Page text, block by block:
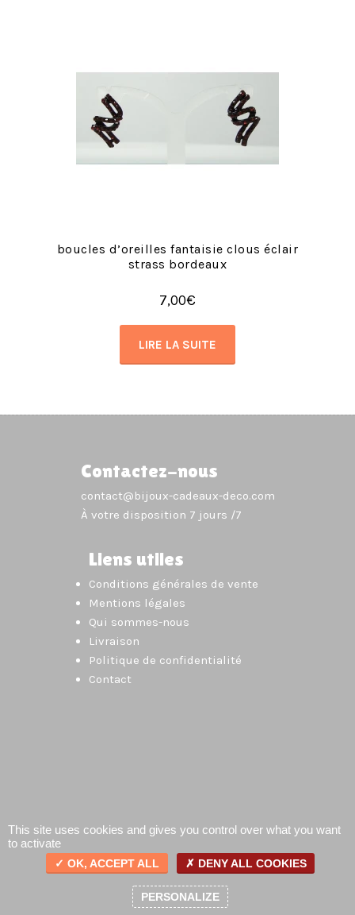
boucles d’oreilles fantaisie clous éclair
strass bordeaux
7,00€
LIRE LA SUITE
Contactez-nous
contact@bijoux-cadeaux-deco.com
À votre disposition 7 jours /7
Liens utiles
Conditions générales de vente
Mentions légales
Qui sommes-nous
Livraison
Politique de confidentialité
Contact
This site uses cookies and gives you control over what you want
to activate
OK, ACCEPT ALL DENY ALL COOKIES
PERSONALIZE